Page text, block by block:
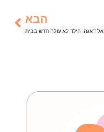
הבא
אל דאגה, הילד לא עולה חדש בבית